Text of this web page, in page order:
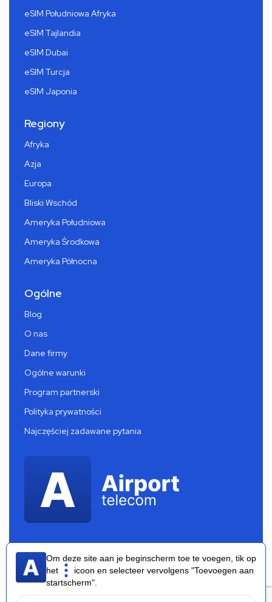
eSIM Południowa Afryka
eSIM Tajlandia
eSIM Dubai
eSIM Turcja
eSIM Japonia
Regiony
Afryka
Azja
Europa
Bliski Wschód
Ameryka Południowa
Ameryka Środkowa
Ameryka Północna
Ogólne
Blog
O nas
Dane firmy
Ogólne warunki
Program partnerski
Polityka prywatności
Najczęściej zadawane pytania
Airport Telecom 2026 ®
Om deze site aan je beginscherm toe te voegen, tik op
het
icoon en selecteer vervolgens "Toevoegen aan
startscherm".